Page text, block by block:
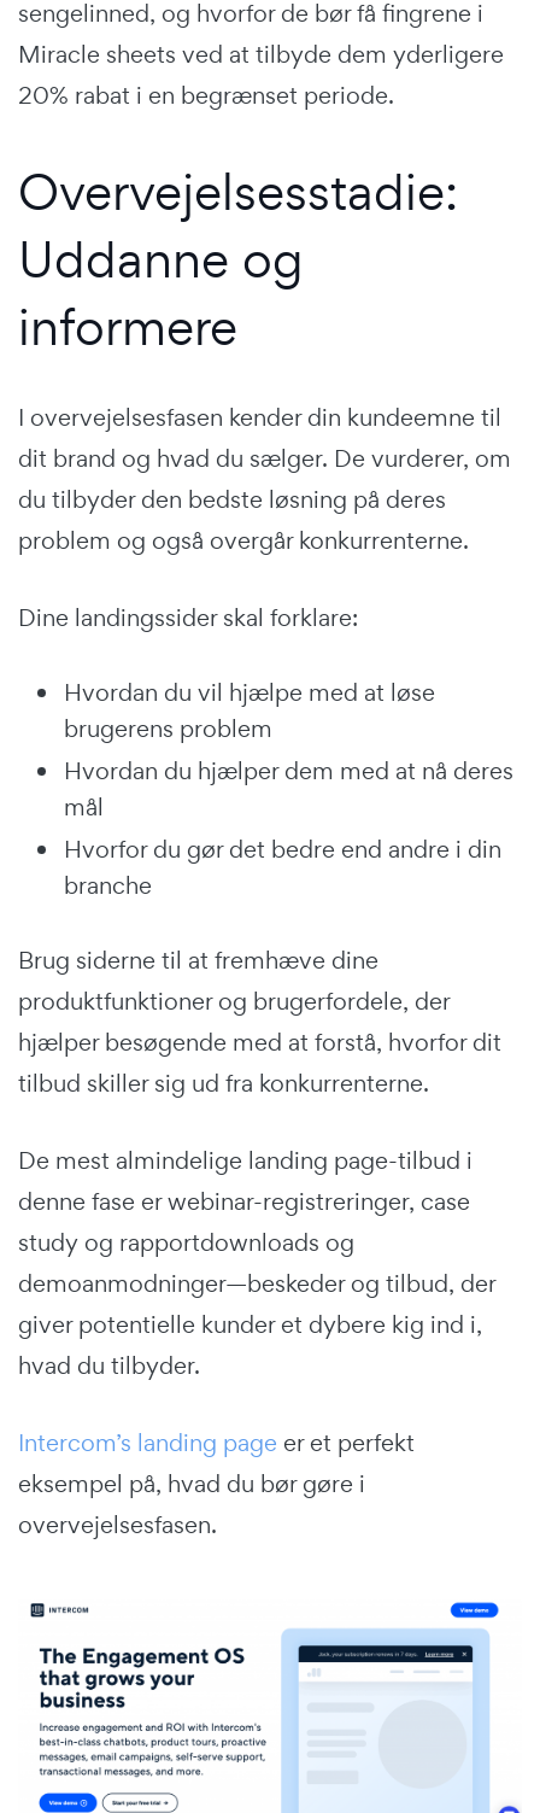
sengelinned, og hvorfor de bør få fingrene i
Miracle sheets ved at tilbyde dem yderligere
20% rabat i en begrænset periode.
Overvejelsesstadie:
Uddanne og
informere
I overvejelsesfasen kender din kundeemne til
dit brand og hvad du sælger. De vurderer, om
du tilbyder den bedste løsning på deres
problem og også overgår konkurrenterne.
Dine landingssider skal forklare:
Hvordan du vil hjælpe med at løse
brugerens problem
Hvordan du hjælper dem med at nå deres
mål
Hvorfor du gør det bedre end andre i din
branche
Brug siderne til at fremhæve dine
produktfunktioner og brugerfordele, der
hjælper besøgende med at forstå, hvorfor dit
tilbud skiller sig ud fra konkurrenterne.
De mest almindelige landing page-tilbud i
denne fase er webinar-registreringer, case
study og rapportdownloads og
demoanmodninger—beskeder og tilbud, der
giver potentielle kunder et dybere kig ind i,
hvad du tilbyder.
Intercom’s landing page er et perfekt
eksempel på, hvad du bør gøre i
overvejelsesfasen.